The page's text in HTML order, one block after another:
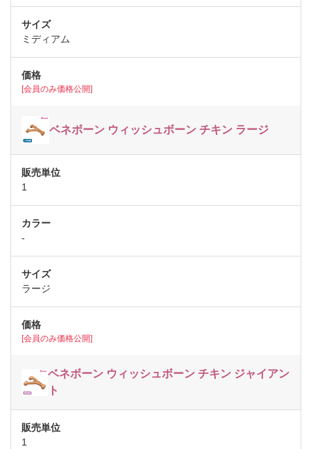
ミディアム
[会員のみ価格公開]
ベネボーン ウィッシュボーン チキン ラージ
1
-
ラージ
[会員のみ価格公開]
ベネボーン ウィッシュボーン チキン ジャイアン
ト
1